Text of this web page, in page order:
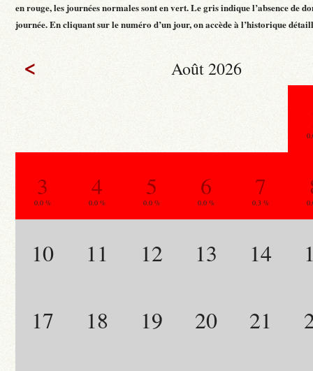
en rouge, les journées normales sont en vert. Le gris indique l’absence de
journée. En cliquant sur le numéro d’un jour, on accède à l’historique
< Août 2026
3
0.0 %
4
0.0 %
5
0.0 %
6
0.0 %
7
0.3 %
10 11 12 13 14
17 18 19 20 21